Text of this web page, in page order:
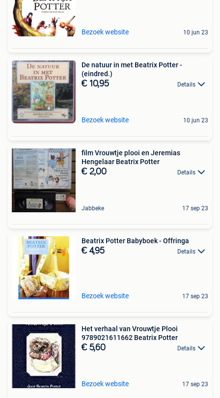
Bezoek website 10 jun 23
De natuur in met Beatrix Potter -
(eindred.)
€ 10,95 Details
Bezoek website 10 jun 23
film Vrouwtje plooi en Jeremias
Hengelaar Beatrix Potter
€ 2,00 Details
Jabbeke 17 sep 23
Beatrix Potter Babyboek - Offringa
€ 4,95 Details
Bezoek website 17 sep 23
Het verhaal van Vrouwtje Plooi
9789021611662 Beatrix Potter
€ 5,60 Details
Bezoek website 17 sep 23